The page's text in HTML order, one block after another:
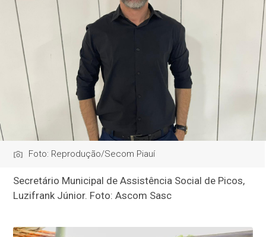
Foto: Reprodução/Secom Piauí
Secretário Municipal de Assistência Social de Picos,
Luzifrank Júnior. Foto: Ascom Sasc